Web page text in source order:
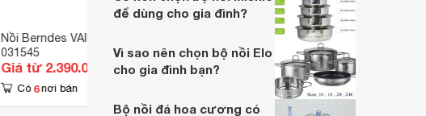
Nồi Berndes VAIN có nắp
031545
Giá từ 2.390.000 đ
Có 6 nơi bán
Bộ nồi chảo inox diva EL-3246
Giá từ 2.550.000 đ
nơi bán
để dùng cho gia đình?
Vì sao nên chọn bộ nồi Elo
cho gia đình bạn?
Bộ nồi đá hoa cương có